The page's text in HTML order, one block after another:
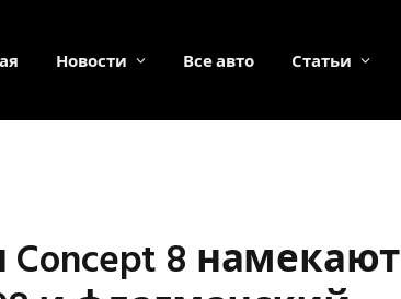
Новости Все авто Статьи
Concept 8 намекают